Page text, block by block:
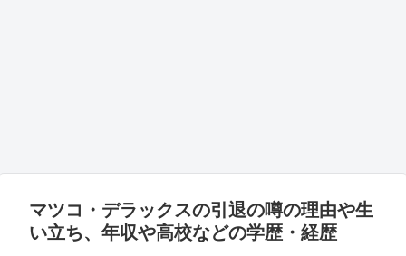
マツコ・デラックスの引退の噂の理由や生
い立ち、年収や高校などの学歴・経歴